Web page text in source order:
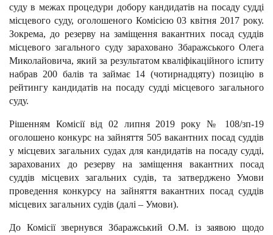
суду в межах процедури добору кандидатів на посаду судді
місцевого суду, оголошеного Комісією 03 квітня 2017 року.
Зокрема, до резерву на заміщення вакантних посад суддів
місцевого загального суду зараховано Збаражського Олега
Миколайовича, який за результатом кваліфікаційного іспиту
набрав 200 балів та займає 14 (чотирнадцяту) позицію в
рейтингу кандидатів на посаду судді місцевого загального
суду.
Рішенням Комісії від 02 липня 2019 року № 108/зп-19
оголошено конкурс на зайняття 505 вакантних посад суддів
у місцевих загальних судах для кандидатів на посаду судді,
зарахованих до резерву на заміщення вакантних посад
суддів місцевих загальних судів, та затверджено Умови
проведення конкурсу на зайняття вакантних посад суддів
місцевих загальних судів (далі – Умови).
До Комісії звернувся Збаражський О.М. із заявою щодо